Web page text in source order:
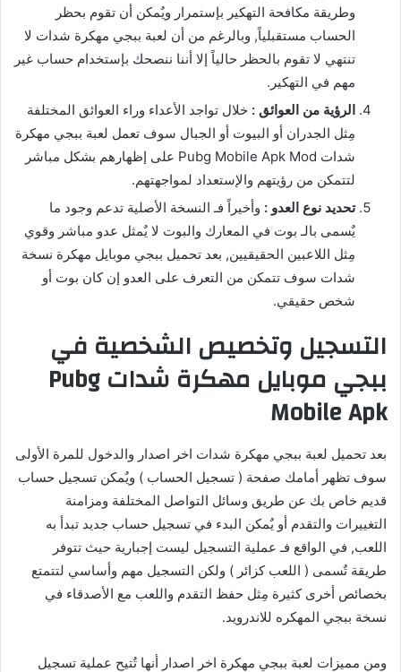
وطريقة مكافحة التهكير بإستمرار ويٌمكن أن تقوم بحظر
الحساب مستقبلياً, وبالرغم من أن لعبة ببجي مهكرة شدات لا
تنتهي لا تقوم بالحظر حالياً إلا أننا ننصحك بإستخدام حساب غير
مهم في التهكير.
الرؤية من العوائق : خلال تواجد الأعداء وراء العوائق المختلفة
مِثل الجدران أو البيوت أو الجبال سوف تعمل لعبة ببجي مهكرة
شدات Pubg Mobile Apk Mod على إظهارهم بشكل مباشر
لتتمكن من رؤيتهم والإستعداد لمواجهتهم.
تحديد نوع العدو : وأخيراً فـ النسخة الأصلية تدعم وجود ما
يٌسمى بالـ بوت في المعارك والبوت لا يٌمثل عدو مباشر وقوي
مِثل اللاعبين الحقيقيين, بعد تحميل ببجي موبايل مهكرة نسخة
شدات سوف تتمكن من التعرف على العدو إن كان بوت أو
شخص حقيقي.
التسجيل وتخصيص الشخصية في
ببجي موبايل مهكرة شدات Pubg
Mobile Apk
بعد تحميل لعبة ببجي مهكرة شدات اخر اصدار والدخول للمرة الأولى
سوف تظهر أمامك صفحة ( تسجيل الحساب ) ويٌمكن تسجيل حساب
قديم خاص بك عن طريق وسائل التواصل المختلفة ومزامنة
التغييرات والتقدم أو يٌمكن البدء في تسجيل حساب جديد تبدأ به
اللعب, في الواقع فـ عملية التسجيل ليست إجبارية حيث تتوفر
طريقة تٌسمى ( اللعب كزائر ) ولكن التسجيل مهم وأساسي لتتمتع
بخصائص أخرى كثيرة مِثل حفظ التقدم واللعب مع الأصدقاء في
نسخة ببجي المهكره للاندرويد.
ومن مميزات لعبة ببجي مهكرة اخر اصدار أنها تٌتيح عملية تسجيل